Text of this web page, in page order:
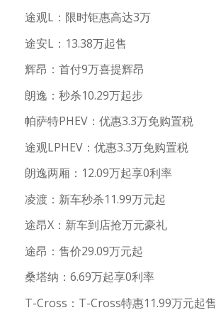
途观L：限时钜惠高达3万
途安L：13.38万起售
辉昂：首付9万喜提辉昂
朗逸：秒杀10.29万起步
帕萨特PHEV：优惠3.3万免购置税
途观LPHEV：优惠3.3万免购置税
朗逸两厢：12.09万起享0利率
凌渡：新车秒杀11.99万元起
途昂X：新车到店抢万元豪礼
途昂：售价29.09万元起
桑塔纳：6.69万起享0利率
T-Cross：T-Cross特惠11.99万元起售